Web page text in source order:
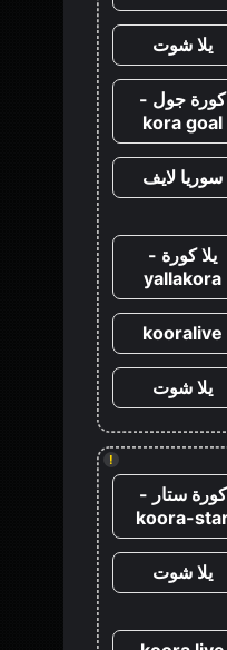
يلا شوت
كورة جول -
kora goal
سوريا لايف
يلا كورة -
yallakora
kooralive
يلا شوت
!
كورة ستار -
koora-
يلا شوت